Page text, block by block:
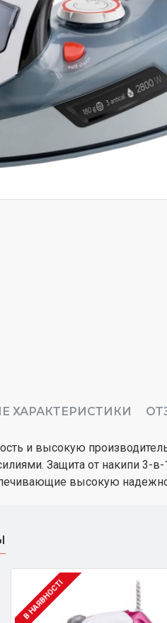
ХАРАКТЕРИСТИКИ
и высокую
Защита от накипи 3-
высокую
В НАЯВНОСТІ